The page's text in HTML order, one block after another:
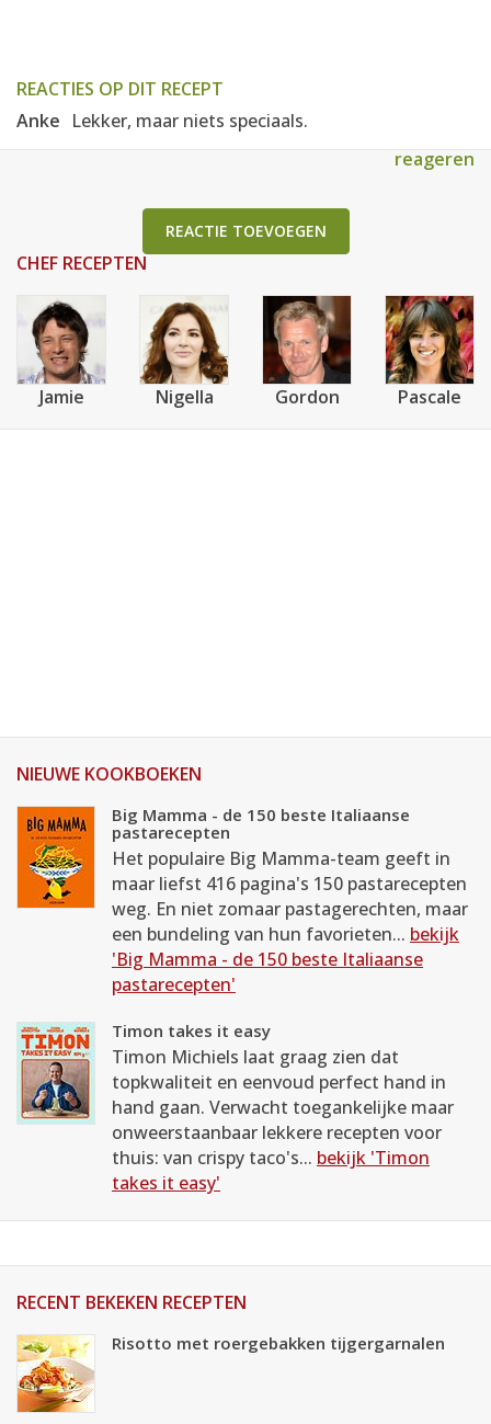
REACTIES OP DIT RECEPT
Anke Lekker, maar niets speciaals.
reageren
REACTIE TOEVOEGEN
CHEF RECEPTEN
Jamie Nigella Gordon Pascale
NIEUWE KOOKBOEKEN
Big Mamma - de 150 beste Italiaanse
pastarecepten
Het populaire Big Mamma-team geeft in
maar liefst 416 pagina's 150 pastarecepten
weg. En niet zomaar pastagerechten, maar
een bundeling van hun favorieten... bekijk
'Big Mamma - de 150 beste Italiaanse
pastarecepten'
Timon takes it easy
Timon Michiels laat graag zien dat
topkwaliteit en eenvoud perfect hand in
hand gaan. Verwacht toegankelijke maar
onweerstaanbaar lekkere recepten voor
thuis: van crispy taco's... bekijk 'Timon
takes it easy'
RECENT BEKEKEN RECEPTEN
Risotto met roergebakken tijgergarnalen